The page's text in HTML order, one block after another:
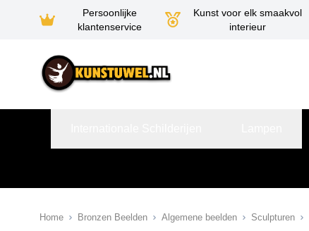
Persoonlijke
klantenservice
Kunst voor elk smaakvol
interieur
Home Bronzen Beelden Algemene beelden Sculpturen